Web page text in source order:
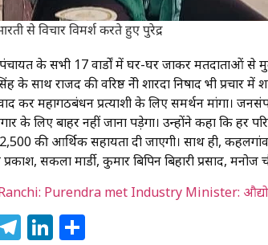
से विचार विमर्श करते हुए पुरेद्र
पंचायत के सभी 17 वार्डों में घर-घर जाकर मतदाताओं
के साथ राजद की वरिष्ठ नेत्री शारदा निषाद भी प्रचार
कर महागठबंधन प्रत्याशी के लिए समर्थन मांगा।
के लिए बाहर नहीं जाना पड़ेगा। उन्होंने कहा कि हर
की आर्थिक सहायता दी जाएगी। साथ ही,
सकला मार्डी, कुमार बिपिन बिहारी प्रसाद, मनोज
Purendra met Industry Minister: औद्योगिक
Telegram
LinkedIn